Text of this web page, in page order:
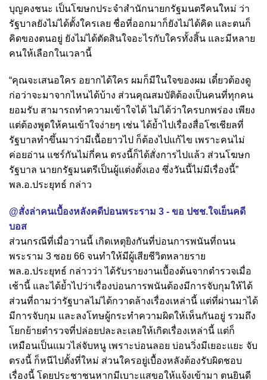
บุญคงชนะ เป็นโฆษกประจำสำนักนายกรัฐมนตรีคนใหม่ ว่า
รัฐบาลยังไม่ได้ตั้งใครเลย ชื่อที่ออกมาก็ยังไม่ได้คิด และตนก็
คิดของตนอยู่ ยังไม่ได้ตัดสินใจอะไรกับใครทั้งสิ้น และมีหลาย
คนให้เลือกในเวลานี้
“คุณจะเสนอใคร อยากได้ใคร ผมก็มีในใจของผม เดี๋ยวต้องดู
ก่อว่าจะมาจากไหนได้บ้าง ส่วนคุณสมบัติต้องเป็นคนที่ทุกคน
ยอมรับ สามารถทำความเข้าใจได้ ไม่ได้ว่าใครบกพร่อง เพียง
แต่ต้องพูดให้คนเข้าใจง่ายๆ เช่น ได้ย้ำไปเรื่องสื่อโซเชียลที่
รัฐบาลทำขึ้นมาว่ามีเนื้อยาวไป ก็ต้องไปแก้ไข เพราะคนไม่
ค่อยอ่าน แชร์กันไม่กี่คน ตรงนี้ก็ได้สั่งการไปแล้ว ส่วนโฆษก
รัฐบาล นายกรัฐมนตรีเป็นผู้แต่งตั้งเอง ซึ่งวันนี้ไม่มีเรื่องนี้”
พล.อ.ประยุทธ์ กล่าว
@สั่งล่าคนเบื้องหลังคดีบ่อนพระราม 3 - ขอ ปชช.ใจเย็นคดี
บอส
ส่วนกรณีที่เมื่อวานนี้ เกิดเหตุยิงกันที่บ่อนการพนันที่ถนน
พระราม 3 ซอย 66 จนทำให้มีผู้เสียชีวิตหลายราย
พล.อ.ประยุทธ์ กล่าวว่า ได้รับรายงานเบื้องต้นจากตำรวจเมื่อ
เช้านี้ และได้ย้ำไปว่าเรื่องบ่อนการพนันต้องมีการจับกุมให้ได้
ส่วนที่ถามว่ารัฐบาลไม่ได้กวาดล้างเรื่องเหล่านี้ แต่ที่ผ่านมาได้
มีการจับกุม และลงโทษผู้กระทำความผิดให้เห็นกันอยู่ รวมถึง
โยกย้ายตำรวจที่ปล่อยปละละเลยให้เกิดเรื่องเหล่านี้ แต่ก็
เหมือนเป็นแมวไล่จับหนู เพราะบ่อนลอย บ่อนวิ่งมีเยอะแยะ จับ
ตรงนี้ ก็หนีไปตั้งที่ใหม่ ส่วนใครอยู่เบื้องหลังต้องรับผิดชอบ
เรื่องนี้ โดยประชาชนหากมีเบาะแสขอให้แจ้งเข้ามา ตนยินดี